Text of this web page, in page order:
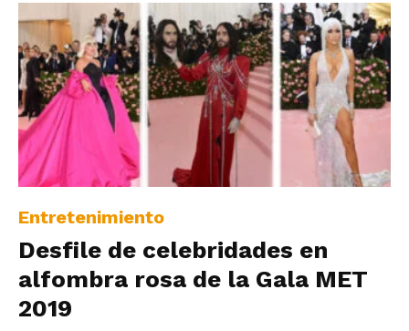
Ultima
Hora
|
Entretenimiento
Desfile de celebridades en
alfombra rosa de la Gala MET
2019